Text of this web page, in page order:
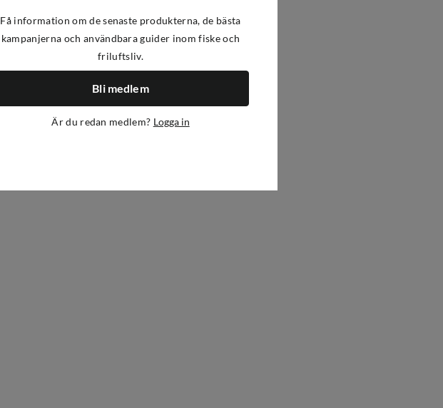
Få information om de senaste produkterna, de bästa
kampanjerna och användbara guider inom fiske och
friluftsliv.
Bli medlem
Är du redan medlem? Logga in